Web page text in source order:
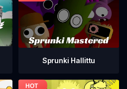
Sprunki Hallittu